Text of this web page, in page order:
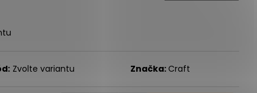
Zvolte variantu Značka:Craft